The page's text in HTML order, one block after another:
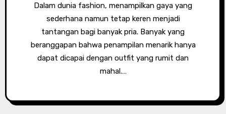
Dalam dunia fashion, menampilkan gaya yang
sederhana namun tetap keren menjadi
tantangan bagi banyak pria. Banyak yang
beranggapan bahwa penampilan menarik hanya
dapat dicapai dengan outfit yang rumit dan
mahal.…